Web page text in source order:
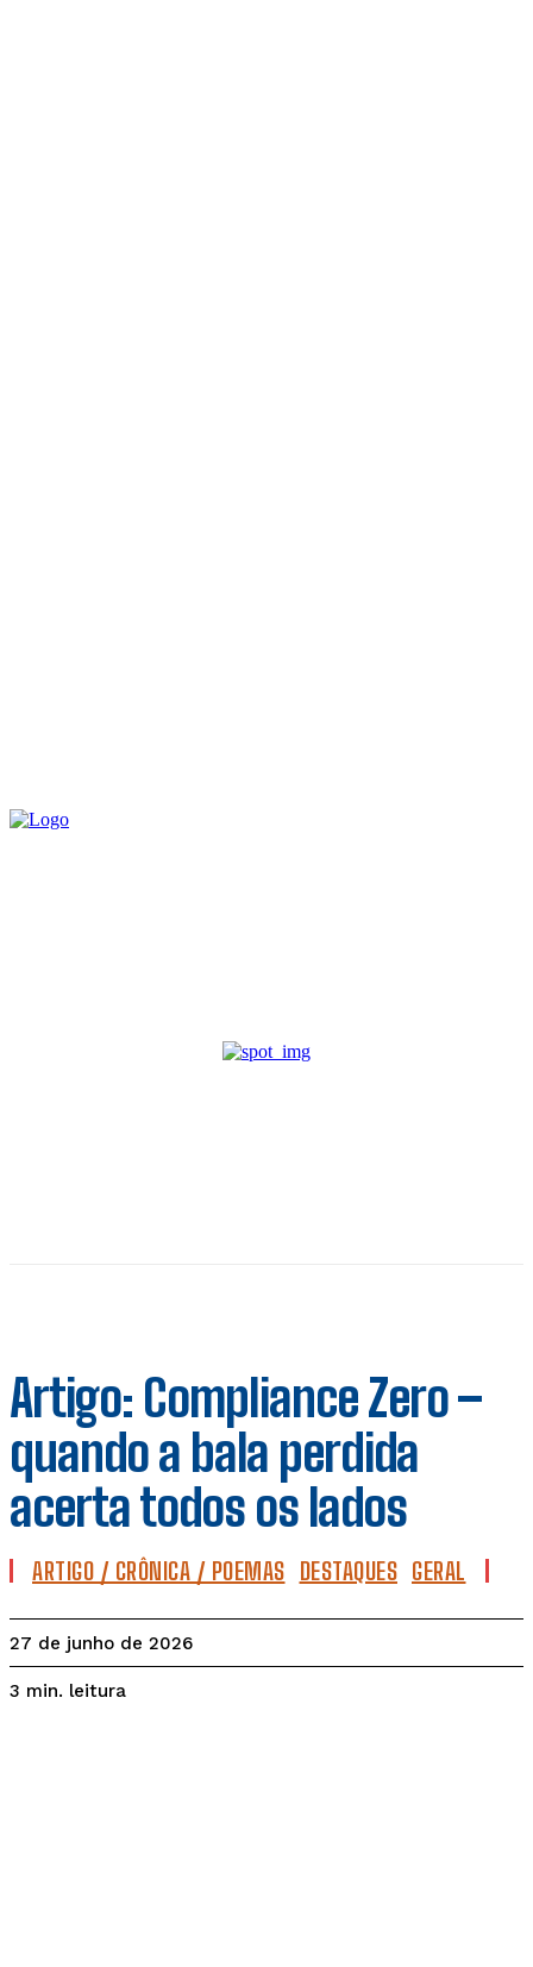
Artigo: Compliance Zero –
quando a bala perdida
acerta todos os lados
ARTIGO / CRÔNICA / POEMAS DESTAQUES GERAL
27 de junho de 2026
3 min. leitura